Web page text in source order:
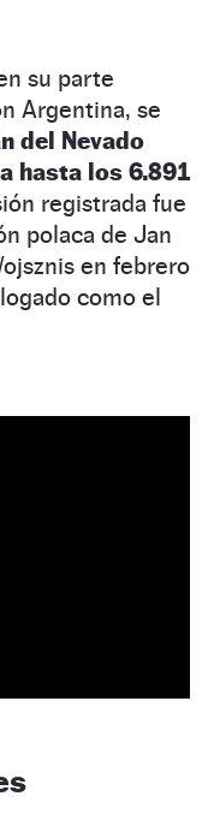
su parte
Argentina, se
del Nevado
hasta los 6.891
registrada fue
polaca de Jan
en febrero
como el